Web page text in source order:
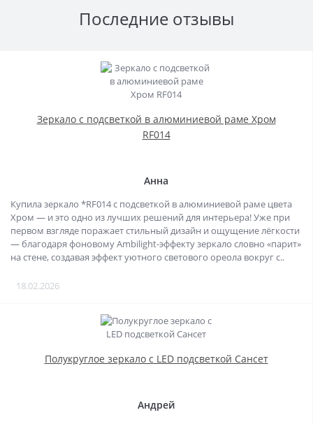
Последние отзывы
Зеркало с подсветкой в алюминиевой раме Хром
RF014
Анна
Купила зеркало *RF014 с подсветкой в алюминиевой раме цвета
Хром — и это одно из лучших решений для интерьера! Уже при
первом взгляде поражает стильный дизайн и ощущение лёгкости
— благодаря фоновому Ambilight-эффекту зеркало словно «парит»
на стене, создавая эффект уютного светового ореола вокруг с..
18.02.2026
Полукруглое зеркало с LED подсветкой Сансет
Андрей